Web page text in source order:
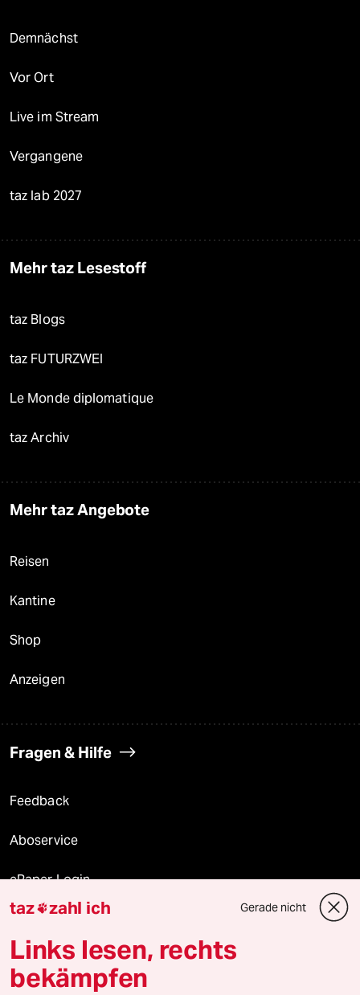
Demnächst
Vor Ort
Live im Stream
Vergangene
taz lab 2027
Mehr taz Lesestoff
taz Blogs
taz FUTURZWEI
Le Monde diplomatique
taz Archiv
Mehr taz Angebote
Reisen
Kantine
Shop
Anzeigen
Fragen & Hilfe
Feedback
Aboservice
ePaper Login
Downloads für Abonnierende
taz zahl ich Gerade nicht
Links lesen, rechts
bekämpfen